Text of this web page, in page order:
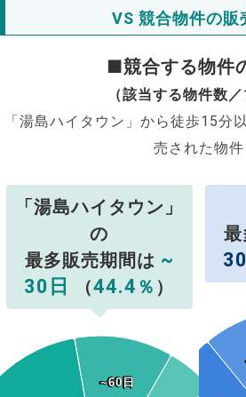
VS 競合物件の販
■競合する物件
（該当する物件数／
「湯島ハイタウン」から徒歩15分
売された物件
「湯島ハイタウン」
の
最多販売期間は ~
30日
（44.4 ％ ）
~60日
~60日